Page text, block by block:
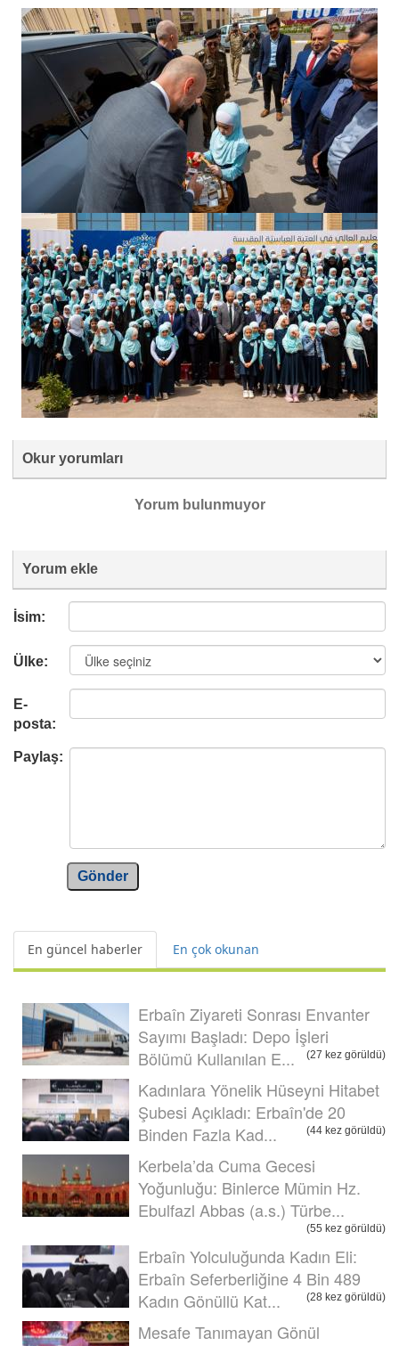
Okur yorumları
Yorum bulunmuyor
Yorum ekle
İsim:
Ülke:
E-
posta:
Paylaş:
Gönder
En güncel haberler En çok okunan
Erbaîn Ziyareti Sonrası Envanter
Sayımı Başladı: Depo İşleri
Bölümü Kullanılan E...
(27 kez görüldü)
Kadınlara Yönelik Hüseyni Hitabet
Şubesi Açıkladı: Erbaîn'de 20
Binden Fazla Kad...
(44 kez görüldü)
Kerbela’da Cuma Gecesi
Yoğunluğu: Binlerce Mümin Hz.
Ebulfazl Abbas (a.s.) Türbe...
(55 kez görüldü)
Erbaîn Yolculuğunda Kadın Eli:
Erbaîn Seferberliğine 4 Bin 489
Kadın Gönüllü Kat...
(28 kez görüldü)
Mesafe Tanımayan Gönül